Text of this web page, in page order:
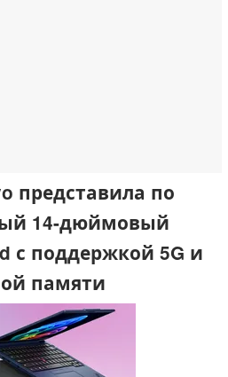
представила по
14-дюймовый
с поддержкой 5G и
памяти